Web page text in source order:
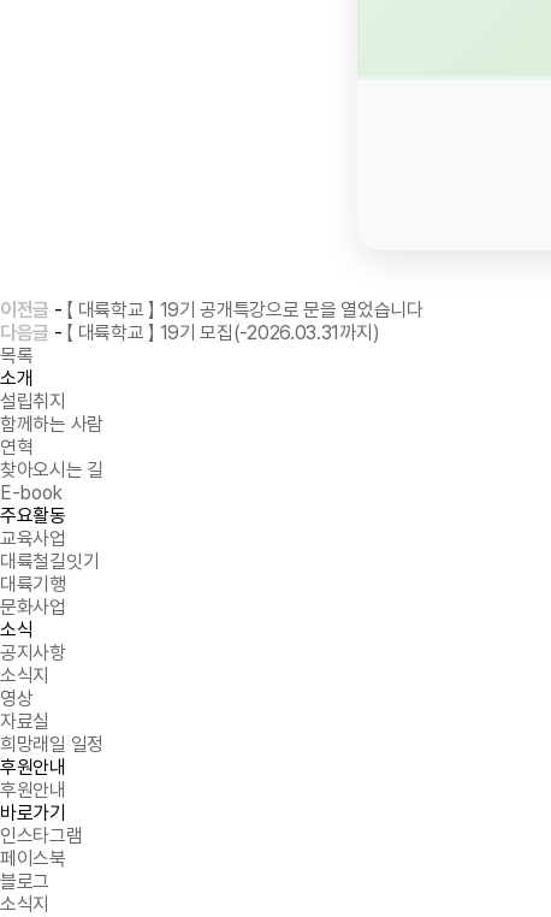
이전글 - 【 대륙학교 】 19기 공개특강으로 문을 열었습니다
다음글 - 【 대륙학교 】 19기 모집(-2026.03.31까지)
목록
소개
설립취지
함께하는 사람
연혁
찾아오시는 길
E-book
주요활동
교육사업
대륙철길잇기
대륙기행
문화사업
소식
공지사항
소식지
영상
자료실
희망래일 일정
후원안내
후원안내
바로가기
인스타그램
페이스북
블로그
소식지